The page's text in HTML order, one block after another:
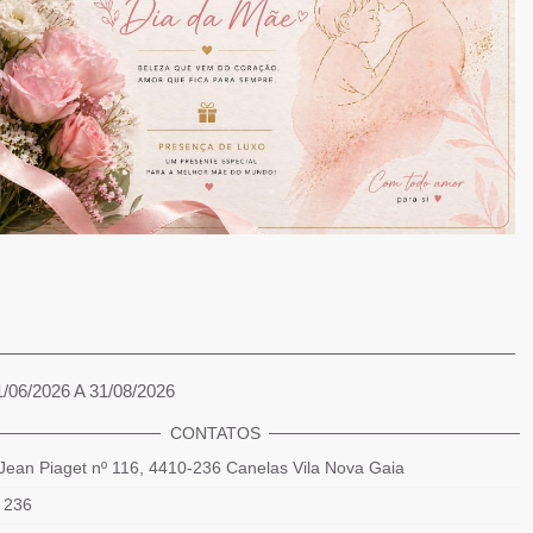
2026 A 31/08/2026
CONTATOS
Piaget nº 116, 4410-236 Canelas Vila Nova Gaia